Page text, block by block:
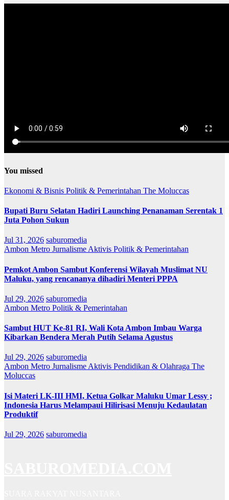
You missed
Ekonomi & Bisnis Politik & Pemerintahan The Moluccas
Bupati Buru Selatan Hadiri Launching Penanaman Serentak 1
Juta Pohon Sukun
Jul 31, 2026 saburomedia
Ambon Metro Jurnalisme Aktivis Politik & Pemerintahan
Pemkot Ambon Sambut Konferensi Wilayah Muslimat NU
Maluku, yang rencananya dihadiri Menteri PPPA
Jul 29, 2026 saburomedia
Ambon Metro Politik & Pemerintahan
Sambut HUT Ke-81 RI, Wali Kota Ambon Imbau Warga
Kibarkan Bendera Merah Putih Selama Agustus
Jul 29, 2026 saburomedia
Ambon Metro Jurnalisme Aktivis Pendidikan & Olahraga The
Moluccas
Isi Materi LK-III HMI, Ketua Golkar Maluku Umar Lessy ;
Indonesia Harus Melampaui Hilirisasi Menuju Kedaulatan
Produktif
Jul 29, 2026 saburomedia